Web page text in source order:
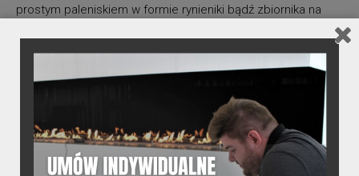
prostym paleniskiem w formie rynieniki bądź zbiornika na
biopaliwo. Często posiadają zasuwy do regulacji wysokości
W wersjach automatycznych zastosowano szereg
zaawansowanych technologii i czujników bezpieczeństwa.
Paliwo nalewa się pompką automatycznie tłoczącą
biopaliwo, a kominek włącza z panelu na kominku lub
pilotem.